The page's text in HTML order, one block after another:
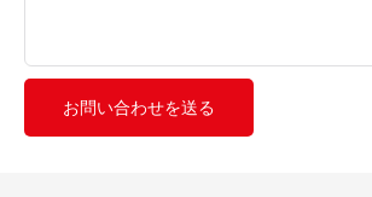
お問い合わせを送る